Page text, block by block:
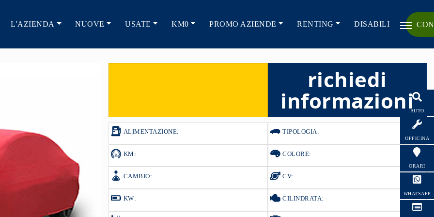
L'AZIENDA NUOVE USATE KM0 PROMO AZIENDE RENTING DISABILI
AUTO
OFFICINA
ORARI
WHATSAPP
richiedi
informazioni
ALIMENTAZIONE: TIPOLOGIA:
KM: COLORE:
CAMBIO: CV:
KW: CILINDRATA: